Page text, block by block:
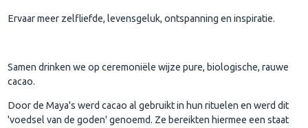
Ervaar meer zelfliefde, levensgeluk, ontspanning en inspiratie.
Samen drinken we op ceremoniële wijze pure, biologische, rauwe
cacao.
Door de Maya's werd cacao al gebruikt in hun rituelen en werd dit
'voedsel van de goden' genoemd. Ze bereikten hiermee een staat